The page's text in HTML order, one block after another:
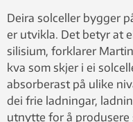
Deira solceller bygger
er utvikla. Det betyr at
silisium, forklarer
kva som skjer i ei
absorberast på ulike
dei frie ladningar,
utnytte for å